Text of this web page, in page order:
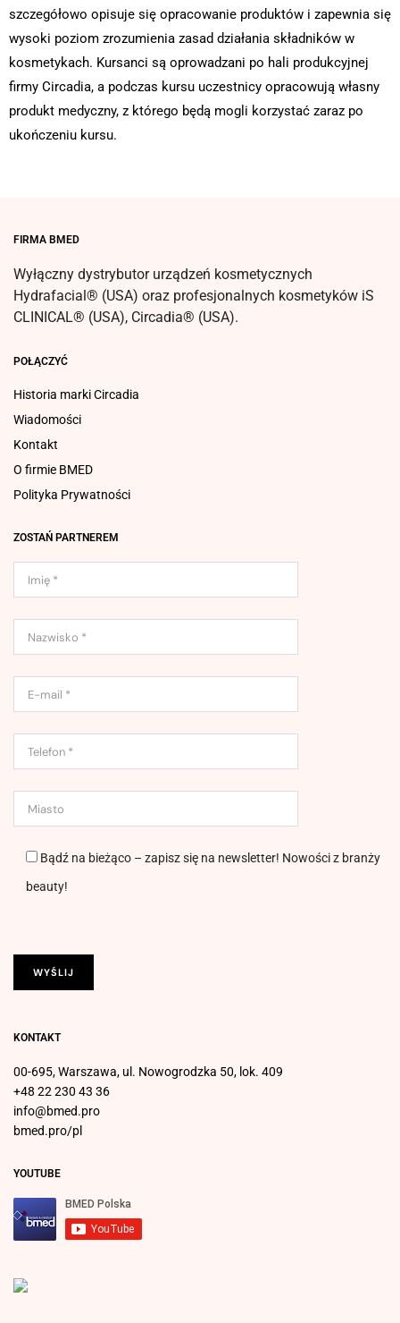
szczegółowo opisuje się opracowanie produktów i zapewnia się
wysoki poziom zrozumienia zasad działania składników w
kosmetykach. Kursanci są oprowadzani po hali produkcyjnej
firmy Circadia, a podczas kursu uczestnicy opracowują własny
produkt medyczny, z którego będą mogli korzystać zaraz po
ukończeniu kursu.
FIRMA BMED
Wyłączny dystrybutor urządzeń kosmetycznych
Hydrafacial® (USA) oraz profesjonalnych kosmetyków iS
CLINICAL® (USA), Circadia® (USA).
POŁĄCZYĆ
Historia marki Circadia
Wiadomości
Kontakt
O firmie BMED
Polityka Prywatności
ZOSTAŃ PARTNEREM
Bądź na bieżąco – zapisz się na newsletter! Nowości z branży
beauty!
KONTAKT
00-695, Warszawa, ul. Nowogrodzka 50, lok. 409
+48 22 230 43 36
info@bmed.pro
bmed.pro/pl
YOUTUBE